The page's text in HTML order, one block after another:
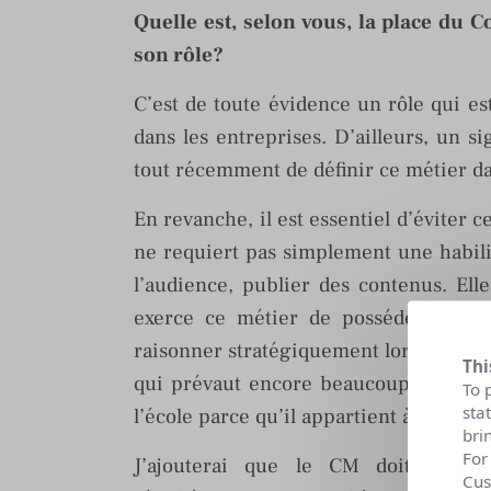
Quelle est, selon vous, la place du
son rôle?
C’est de toute évidence un rôle qui
dans les entreprises. D’ailleurs, un
tout récemment de définir ce métier
En revanche, il est essentiel d’éviter
ne requiert pas simplement une
l’audience, publier des contenus.
exerce ce métier de posséder une
raisonner stratégiquement lorsque
qui prévaut encore beaucoup trop
l’école parce qu’il appartient à la
J’ajouterai que le CM doit
To